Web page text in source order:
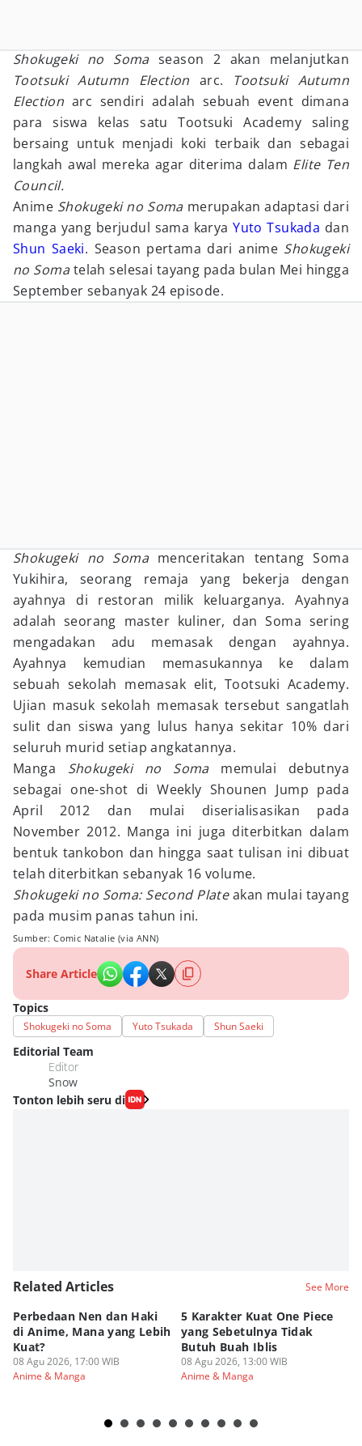
Shokugeki no Somaseason 2 akan melanjutkan
Tootsuki Autumn Election arc. Tootsuki Autumn
Election arc sendiri adalah sebuah event dimana
para siswa kelas satu Tootsuki Academy saling
bersaing untuk menjadi koki terbaik dan sebagai
langkah awal mereka agar diterima dalam Elite Ten
Council.
Anime Shokugeki no Soma merupakan adaptasi dari
manga yang berjudul sama karyaYuto Tsukada dan
Shun Saeki. Season pertama dari anime Shokugeki
no Somatelah selesai tayang pada bulan Mei hingga
September sebanyak 24 episode.
Shokugeki no Soma menceritakan tentang Soma
Yukihira, seorang remaja yang bekerja dengan
ayahnya di restoran milik keluarganya. Ayahnya
adalah seorang master kuliner, dan Soma sering
mengadakan adu memasak dengan ayahnya.
Ayahnya kemudian memasukannya ke dalam
sebuah sekolah memasak elit, Tootsuki Academy.
Ujian masuk sekolah memasak tersebut sangatlah
sulit dan siswa yang lulus hanya sekitar 10% dari
seluruh murid setiap angkatannya.
Manga Shokugeki no Soma memulai debutnya
sebagai one-shot di Weekly Shounen Jump pada
April 2012 dan mulai diserialisasikan pada
November 2012. Manga ini juga diterbitkan dalam
bentuk tankobon dan hingga saat tulisan ini dibuat
telah diterbitkan sebanyak 16 volume.
Shokugeki no Soma: Second Plateakan mulai tayang
pada musim panas tahun ini.
Sumber: Comic Natalie (via ANN)
Share Article
Topics
Shokugeki no Soma Yuto Tsukada Shun Saeki
Editorial Team
Editor
Snow
Tonton lebih seru di
Related Articles See More
Perbedaan Nen dan Haki
di Anime, Mana yang Lebih
Kuat?
08 Agu 2026, 17:00 WIB
Anime & Manga
5 Karakter Kuat One Piece
yang Sebetulnya Tidak
Butuh Buah Iblis
08 Agu 2026, 13:00 WIB
Anime & Manga